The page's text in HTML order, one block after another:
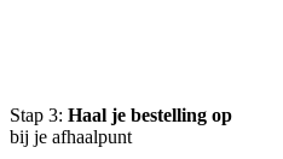
Stap 3: Haal je bestelling op
bij je afhaalpunt